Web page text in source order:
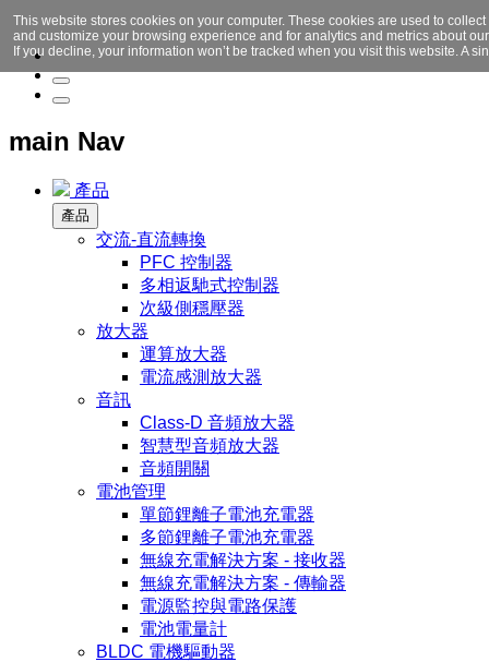
main Nav
產品
產品
交流-直流轉換
PFC 控制器
多相返馳式控制器
次級側穩壓器
放大器
運算放大器
電流感測放大器
音訊
Class-D 音頻放大器
智慧型音頻放大器
音頻開關
電池管理
單節鋰離子電池充電器
多節鋰離子電池充電器
無線充電解決方案 - 接收器
無線充電解決方案 - 傳輸器
電源監控與電路保護
電池電量計
BLDC 電機驅動器
This website stores cookies on your computer. These cookies are used to
and customize your browsing experience and for analytics and metrics about
If you decline, your information won’t be tracked when you visit this website. A